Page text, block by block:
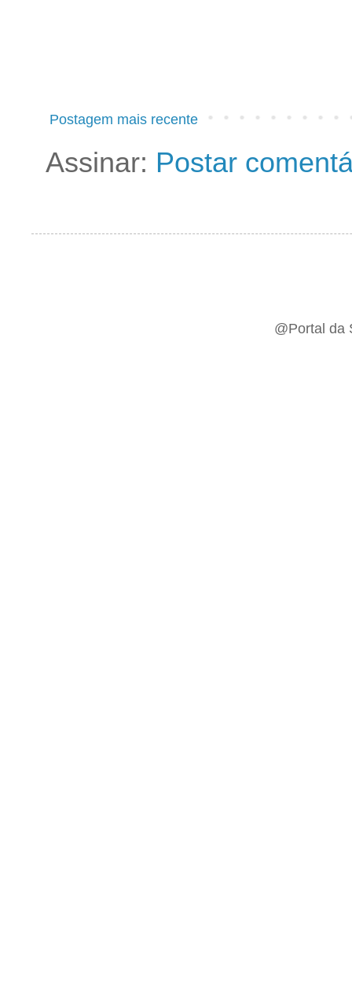
Postagem mais recente
Assinar: Postar
@Portal da